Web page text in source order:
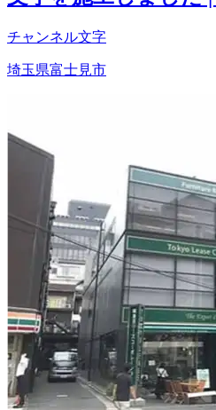
チャンネル文字
埼玉県富士見市